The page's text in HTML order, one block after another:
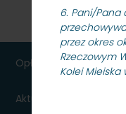
6. Pani/
przez okres
Rzeczowym
Kolej Miejska
Dyrektorem
Opłaty
Aktualności dla